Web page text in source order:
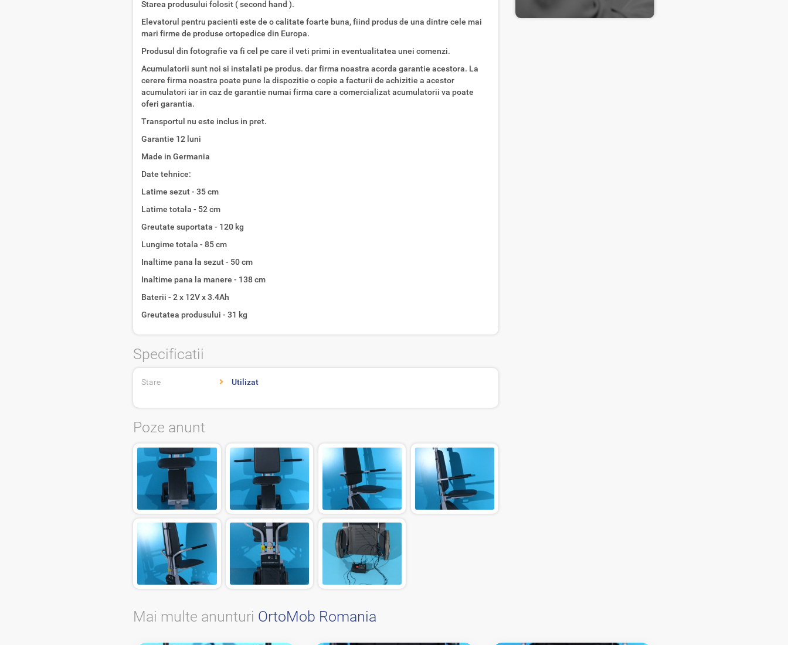
Starea produsului folosit ( second hand ).
Elevatorul pentru pacienti este de o calitate foarte buna, fiind produs de una dintre cele mai
mari firme de produse ortopedice din Europa.
Produsul din fotografie va fi cel pe care il veti primi in eventualitatea unei comenzi.
Acumulatorii sunt noi si instalati pe produs. dar firma noastra acorda garantie acestora. La
cerere firma noastra poate pune la dispozitie o copie a facturii de achizitie a acestor
acumulatori iar in caz de garantie numai firma care a comercializat acumulatorii va poate
oferi garantia.
Transportul nu este inclus in pret.
Garantie 12 luni
Made in Germania
Date tehnice:
Latime sezut - 35 cm
Latime totala - 52 cm
Greutate suportata - 120 kg
Lungime totala - 85 cm
Inaltime pana la sezut - 50 cm
Inaltime pana la manere - 138 cm
Baterii - 2 x 12V x 3.4Ah
Greutatea produsului - 31 kg
Specificatii
Stare Utilizat
Poze anunt
Mai multe anunturi OrtoMob Romania